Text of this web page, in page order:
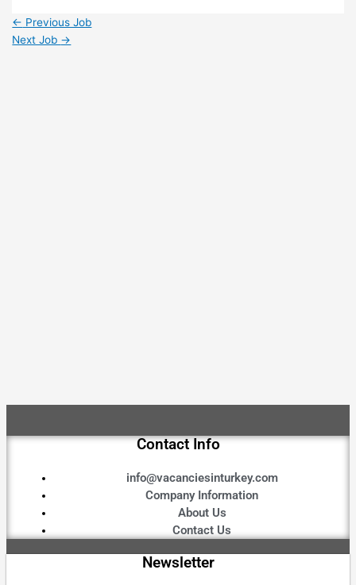
← Previous Job
Next Job →
Contact Info
info@vacanciesinturkey.com
Company Information
About Us
Contact Us
Newsletter